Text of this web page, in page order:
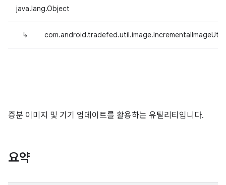
java.lang.Object
↳ com.android.tradefed.util.image.IncrementalImageUtil
증분 이미지 및 기기 업데이트를 활용하는 유틸리티입니다.
요약